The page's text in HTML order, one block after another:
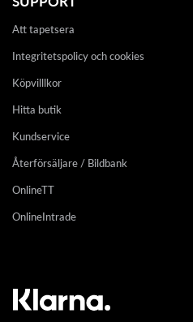
Att tapetsera
Integritetspolicy och cookies
Köpvilllkor
Hitta butik
Kundservice
Återförsäljare / Bildbank
OnlineTT
OnlineIntrade